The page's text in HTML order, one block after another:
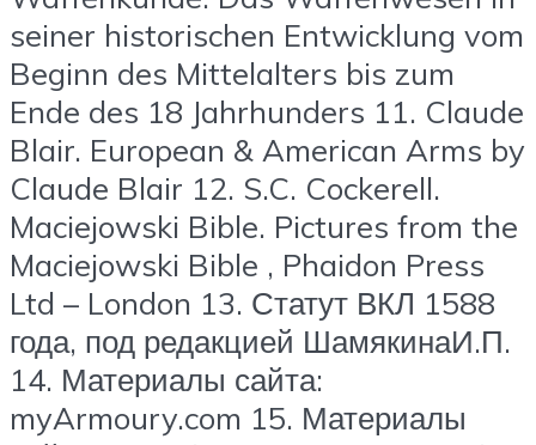
seiner historischen Entwicklung vom
Beginn des Mittelalters bis zum
Ende des 18 Jahrhunders 11. Claude
Blair. European & American Arms by
Claude Blair 12. S.C. Cockerell.
Maciejowski Bible. Pictures from the
Maciejowski Bible , Phaidon Press
Ltd – London 13. Статут ВКЛ 1588
года, под редакцией ШамякинаИ.П.
14. Материалы сайта:
myArmoury.com 15. Материалы